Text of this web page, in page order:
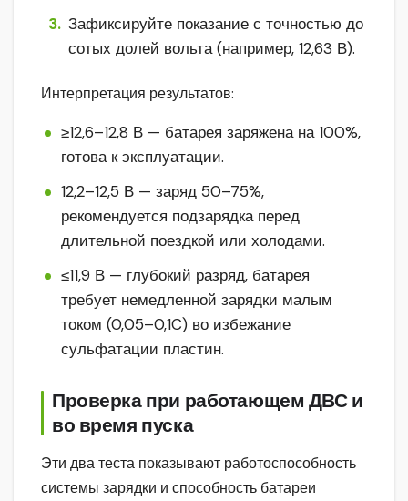
Зафиксируйте показание с точностью до
сотых долей вольта (например, 12,63 В).
Интерпретация результатов:
≥12,6–12,8 В — батарея заряжена на 100%,
готова к эксплуатации.
12,2–12,5 В — заряд 50–75%,
рекомендуется подзарядка перед
длительной поездкой или холодами.
≤11,9 В — глубокий разряд, батарея
требует немедленной зарядки малым
током (0,05–0,1C) во избежание
сульфатации пластин.
Проверка при работающем ДВС и
во время пуска
Эти два теста показывают работоспособность
системы зарядки и способность батареи